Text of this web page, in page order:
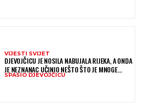
VIJESTI SVIJET
DJEVOJČICU JE NOSILA NABUJALA RIJEKA, A ONDA
JE NEZNANAC UČINIO NEŠTO ŠTO JE MNOGE
OSTAVILO BEZ RIJEČI
SPASIO DJEVOJČICU